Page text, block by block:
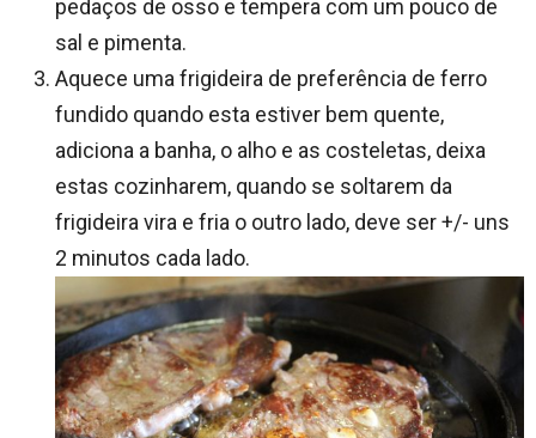
pedaços de osso e tempera com um pouco de
sal e pimenta.
Aquece uma frigideira de preferência de ferro
fundido quando esta estiver bem quente,
adiciona a banha, o alho e as costeletas, deixa
estas cozinharem, quando se soltarem da
frigideira vira e fria o outro lado, deve ser +/- uns
2 minutos cada lado.